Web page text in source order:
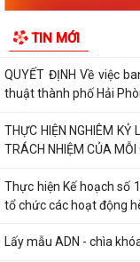
TIN MỚI
tư của cộng đồng các
QUYẾT ĐỊNH Về việc
thuật thành phố Hải
THỰC HIỆN NGHIÊM KỶ
TRÁCH NHIỆM CỦA MỖI
Thực hiện Kế hoạch số
tổ chức các hoạt động
Lấy mẫu ADN - chìa